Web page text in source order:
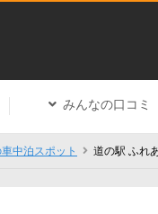
みんなの口コミ
中泊スポット 道の駅 ふれ